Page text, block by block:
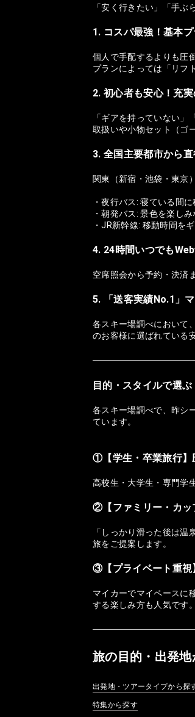
「安く行きたい」「手
1. コスパ最強！基本
個人で手配するよりも圧
プランによっては「リフ
2. 初心者も安心！充
「ギアを持っていない
取扱いや小物セット（ゴ
3. 全国主要都市から
関東（新宿・池袋・東京
・夜行バス: 寝ている間
・朝発バス: 景色を楽し
・JR新幹線: 移動時間を
4. 24時間いつでも
空席照会から予約・決済
5. 「送客実績No.1」
各スキー場調べにおいて
のお客様に選ばれている
目的・スタイルで選
各スキー場調べで、昨シ
ています。
①【学生・卒業旅行】
高校生・大学生・専門学
②【ファミリー・カッ
「しっかり滑った後は
旅をご提案します。
③【プライベート重視
マイカーでマイペースに
する楽しみ方も人気です。
旅の目的・出発
出発地・ツアータイプから探
特集から探す